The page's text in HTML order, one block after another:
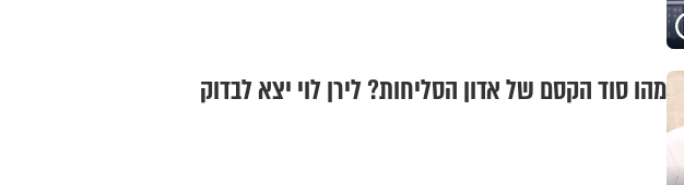
מהו סוד הקסם של אדון הסליחות? לירן לוי יצא לבדוק